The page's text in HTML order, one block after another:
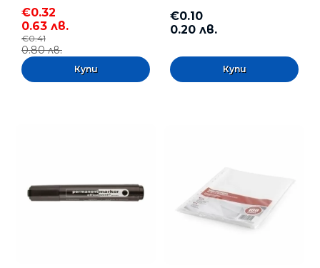
€0.32
0.63 лв.
€0.41
0.80 лв.
€0.10
0.20 лв.